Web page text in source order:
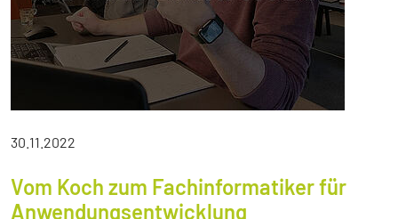
30.11.2022
Vom Koch zum Fachinformatiker für
Anwendungsentwicklung